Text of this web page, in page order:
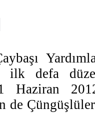
ilk defa
Haziran
de